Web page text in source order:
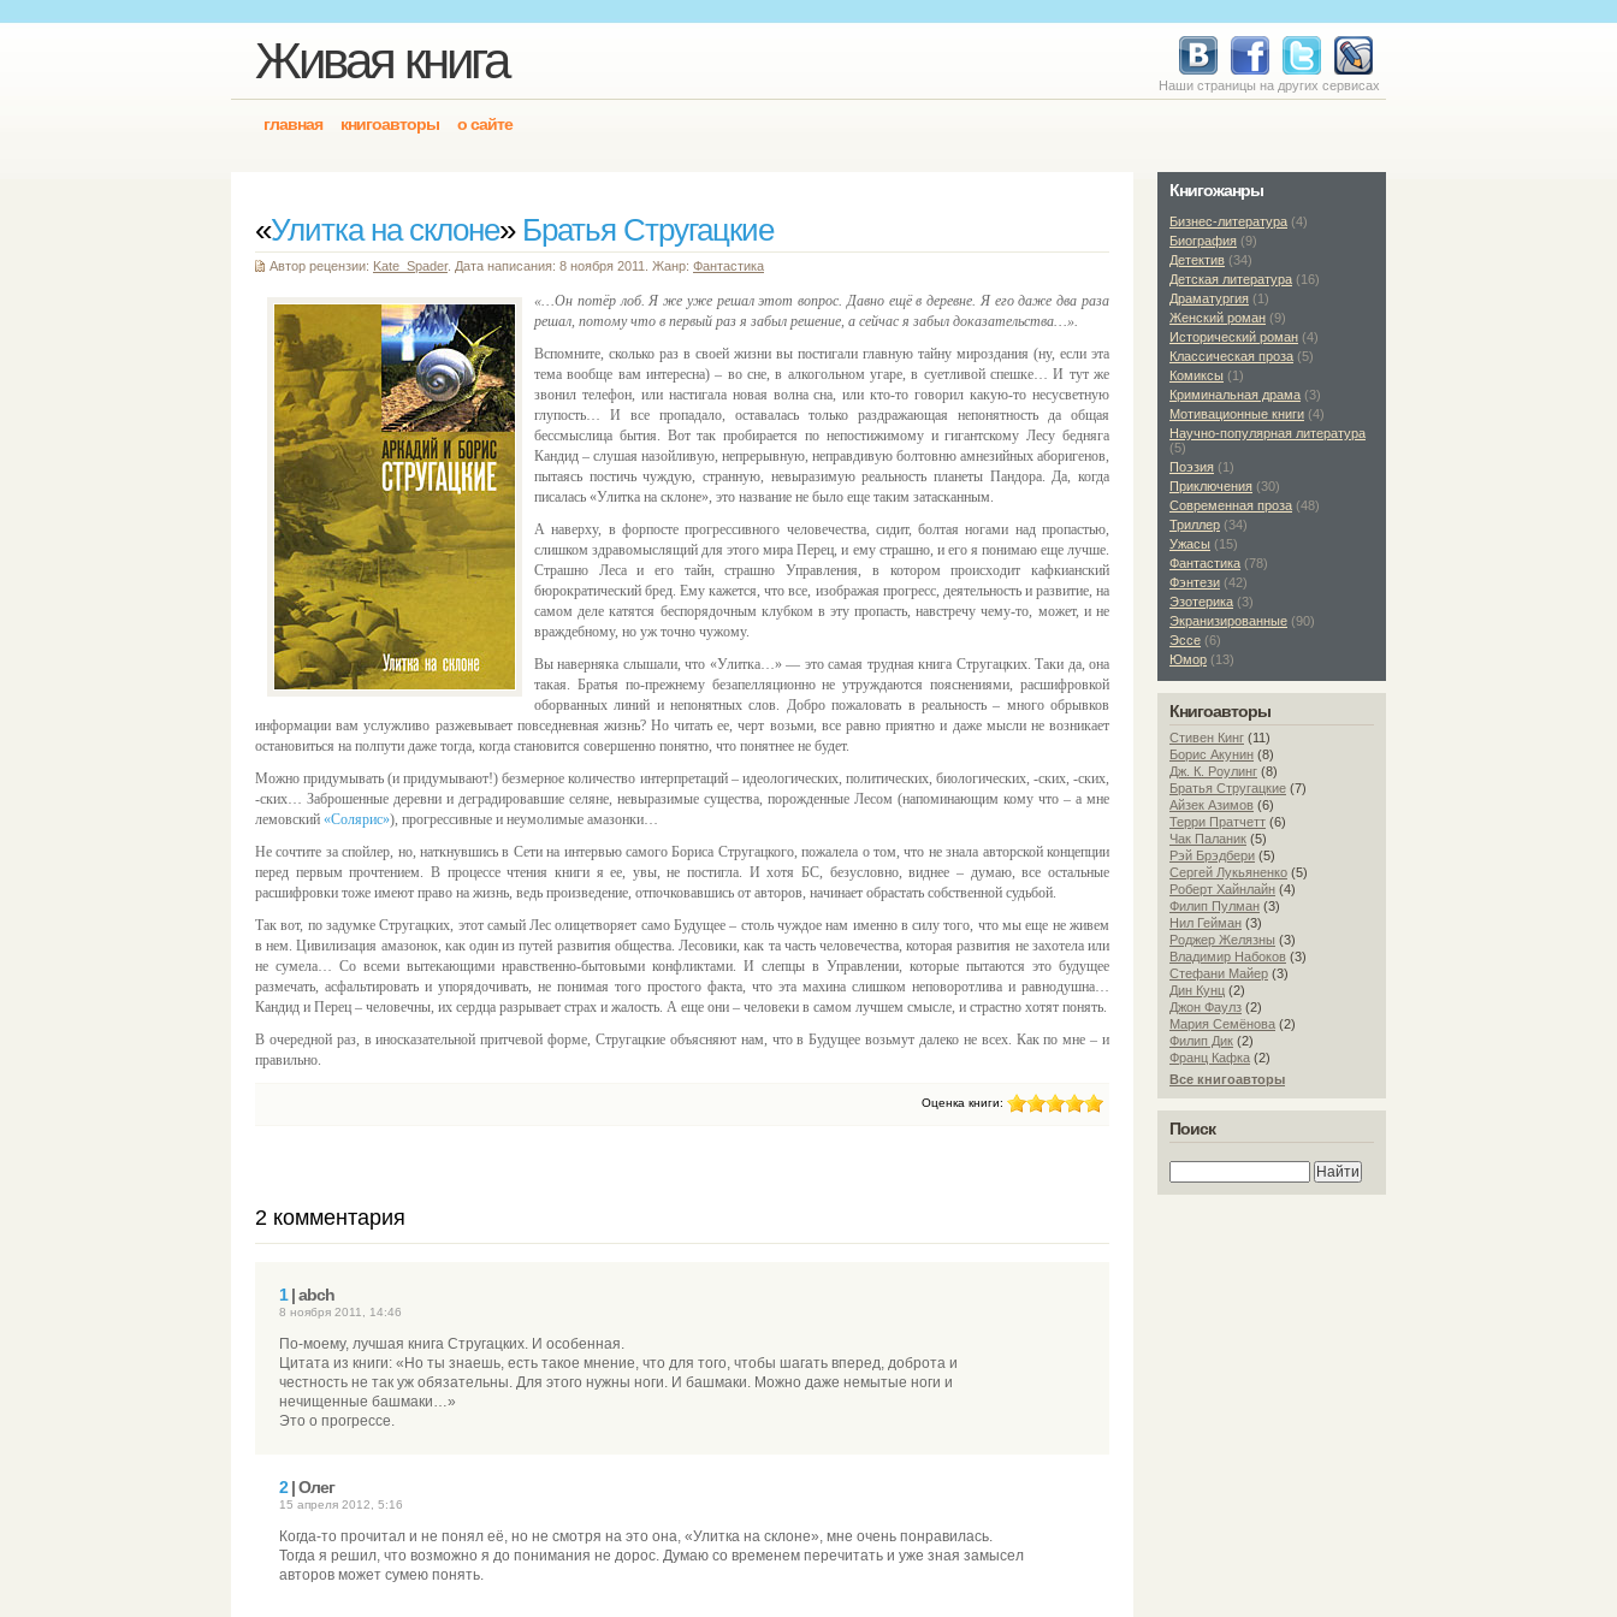
Живая книга Наши страницы на других сервисах
главная книгоавторы о сайте
«Улитка на склоне» Братья Стругацкие
Автор рецензии: Kate_Spader. Дата написания: 8 ноября 2011. Жанр: Фантастика
«…Он потёр лоб. Я же уже решал этот вопрос. Давно ещё в деревне. Я его даже два раза
решал, потому что в первый раз я забыл решение, а сейчас я забыл доказательства…».
Вспомните, сколько раз в своей жизни вы постигали главную тайну мироздания (ну, если эта
тема вообще вам интересна) – во сне, в алкогольном угаре, в суетливой спешке… И тут же
звонил телефон, или настигала новая волна сна, или кто-то говорил какую-то несусветную
глупость… И все пропадало, оставалась только раздражающая непонятность да общая
бессмыслица бытия. Вот так пробирается по непостижимому и гигантскому Лесу бедняга
Кандид – слушая назойливую, непрерывную, неправдивую болтовню амнезийных аборигенов,
пытаясь постичь чуждую, странную, невыразимую реальность планеты Пандора. Да, когда
писалась «Улитка на склоне», это название не было еще таким затасканным.
А наверху, в форпосте прогрессивного человечества, сидит, болтая ногами над пропастью,
слишком здравомыслящий для этого мира Перец, и ему страшно, и его я понимаю еще лучше.
Страшно Леса и его тайн, страшно Управления, в котором происходит кафкианский
бюрократический бред. Ему кажется, что все, изображая прогресс, деятельность и развитие, на
самом деле катятся беспорядочным клубком в эту пропасть, навстречу чему-то, может, и не
враждебному, но уж точно чужому.
Вы наверняка слышали, что «Улитка…» — это самая трудная книга Стругацких. Таки да, она
такая. Братья по-прежнему безапелляционно не утруждаются пояснениями, расшифровкой
оборванных линий и непонятных слов. Добро пожаловать в реальность – много обрывков
информации вам услужливо разжевывает повседневная жизнь? Но читать ее, черт возьми, все равно приятно и даже мысли не возникает
остановиться на полпути даже тогда, когда становится совершенно понятно, что понятнее не будет.
Можно придумывать (и придумывают!) безмерное количество интерпретаций – идеологических, политических, биологических, -ских, -ских,
-ских… Заброшенные деревни и деградировавшие селяне, невыразимые существа, порожденные Лесом (напоминающим кому что – а мне
лемовский «Солярис»), прогрессивные и неумолимые амазонки…
Не сочтите за спойлер, но, наткнувшись в Сети на интервью самого Бориса Стругацкого, пожалела о том, что не знала авторской концепции
перед первым прочтением. В процессе чтения книги я ее, увы, не постигла. И хотя БС, безусловно, виднее – думаю, все остальные
расшифровки тоже имеют право на жизнь, ведь произведение, отпочковавшись от авторов, начинает обрастать собственной судьбой.
Так вот, по задумке Стругацких, этот самый Лес олицетворяет само Будущее – столь чуждое нам именно в силу того, что мы еще не живем
в нем. Цивилизация амазонок, как один из путей развития общества. Лесовики, как та часть человечества, которая развития не захотела или
не сумела… Со всеми вытекающими нравственно-бытовыми конфликтами. И слепцы в Управлении, которые пытаются это будущее
размечать, асфальтировать и упорядочивать, не понимая того простого факта, что эта махина слишком неповоротлива и равнодушна…
Кандид и Перец – человечны, их сердца разрывает страх и жалость. А еще они – человеки в самом лучшем смысле, и страстно хотят понять.
В очередной раз, в иносказательной притчевой форме, Стругацкие объясняют нам, что в Будущее возьмут далеко не всех. Как по мне – и
правильно.
Оценка книги:
2 комментария
1| abch
8 ноября 2011, 14:46
По-моему, лучшая книга Стругацких. И особенная.
Цитата из книги: «Но ты знаешь, есть такое мнение, что для того, чтобы шагать вперед, доброта и
честность не так уж обязательны. Для этого нужны ноги. И башмаки. Можно даже немытые ноги и
нечищенные башмаки…»
Это о прогрессе.
2| Олег
15 апреля 2012, 5:16
Когда-то прочитал и не понял её, но не смотря на это она, «Улитка на склоне», мне очень понравилась.
Тогда я решил, что возможно я до понимания не дорос. Думаю со временем перечитать и уже зная замысел
авторов может сумею понять.
Книгожанры
Бизнес-литература (4)
Биография (9)
Детектив (34)
Детская литература (16)
Драматургия (1)
Женский роман (9)
Исторический роман (4)
Классическая проза (5)
Комиксы (1)
Криминальная драма (3)
Мотивационные книги (4)
Научно-популярная литература
(5)
Поэзия (1)
Приключения (30)
Современная проза (48)
Триллер (34)
Ужасы (15)
Фантастика (78)
Фэнтези (42)
Эзотерика (3)
Экранизированные (90)
Эссе (6)
Юмор (13)
Книгоавторы
Стивен Кинг (11)
Борис Акунин (8)
Дж. К. Роулинг (8)
Братья Стругацкие (7)
Айзек Азимов (6)
Терри Пратчетт (6)
Чак Паланик (5)
Рэй Брэдбери (5)
Сергей Лукьяненко (5)
Роберт Хайнлайн (4)
Филип Пулман (3)
Нил Гейман (3)
Роджер Желязны (3)
Владимир Набоков (3)
Стефани Майер (3)
Дин Кунц (2)
Джон Фаулз (2)
Мария Семёнова (2)
Филип Дик (2)
Франц Кафка (2)
Все книгоавторы
Поиск